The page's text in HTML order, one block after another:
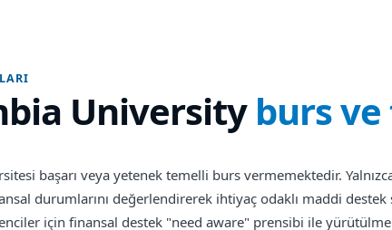
University burs
başarı veya yetenek temelli burs vermemektedir.
durumlarını değerlendirerek ihtiyaç odaklı maddi destek
için finansal destek "need aware" prensibi ile